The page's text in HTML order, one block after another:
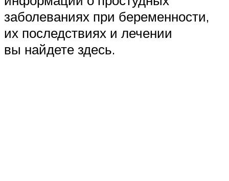
заболеваниях при беременности,
их последствиях и лечении
вы найдете здесь.